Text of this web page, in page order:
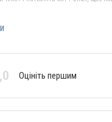
Оцініть першим